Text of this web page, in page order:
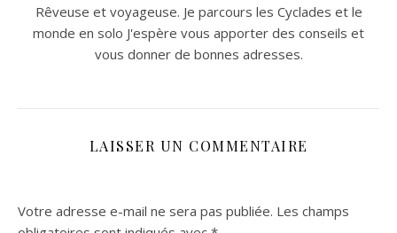
Rêveuse et voyageuse. Je parcours les Cyclades et le
monde en solo J'espère vous apporter des conseils et
vous donner de bonnes adresses.
LAISSER UN COMMENTAIRE
Votre adresse e-mail ne sera pas publiée. Les champs